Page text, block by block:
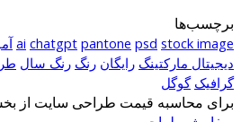
برچسب‌ها
ai chatgpt pantone psd stock image
دیجیتال مارکتینگ رایگان رنگ رنگ سال
گرافیک گوگل
برای محاسبه قیمت طراحی سایت از